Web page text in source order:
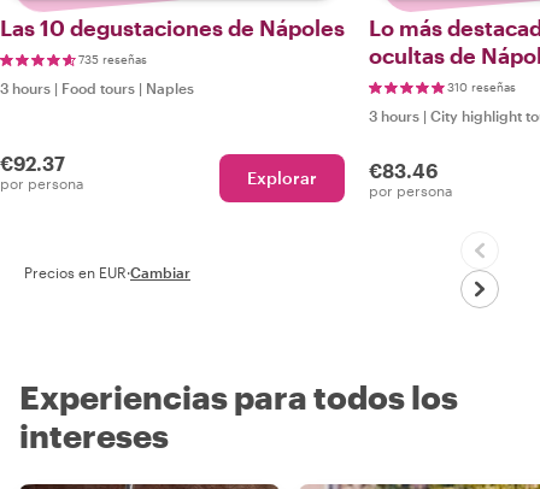
Las 10 degustaciones de Nápoles
735 reseñas
3 hours | Food tours | Naples
€92.37
por persona Explorar
Lo más
ocultas de
310 reseñas
3 hours | City highlight
€83.46
por persona
Precios en EUR·Cambiar
Experiencias para todos los
intereses